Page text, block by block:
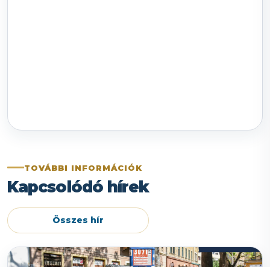
TOVÁBBI INFORMÁCIÓK
Kapcsolódó hírek
Összes hír